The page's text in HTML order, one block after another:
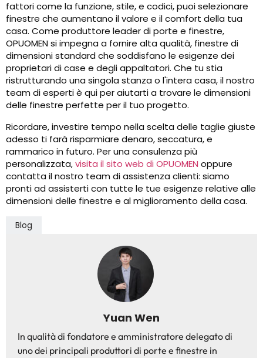
fattori come la funzione, stile, e codici, puoi selezionare
finestre che aumentano il valore e il comfort della tua
casa. Come produttore leader di porte e finestre,
OPUOMEN si impegna a fornire alta qualità, finestre di
dimensioni standard che soddisfano le esigenze dei
proprietari di case e degli appaltatori. Che tu stia
ristrutturando una singola stanza o l'intera casa, il nostro
team di esperti è qui per aiutarti a trovare le dimensioni
delle finestre perfette per il tuo progetto.
Ricordare, investire tempo nella scelta delle taglie giuste
adesso ti farà risparmiare denaro, seccatura, e
rammarico in futuro. Per una consulenza più
personalizzata,visita il sito web di OPUOMEN oppure
contatta il nostro team di assistenza clienti: siamo
pronti ad assisterti con tutte le tue esigenze relative alle
dimensioni delle finestre e al miglioramento della casa.
Blog
Yuan Wen
In qualità di fondatore e amministratore delegato di
uno dei principali produttori di porte e finestre in